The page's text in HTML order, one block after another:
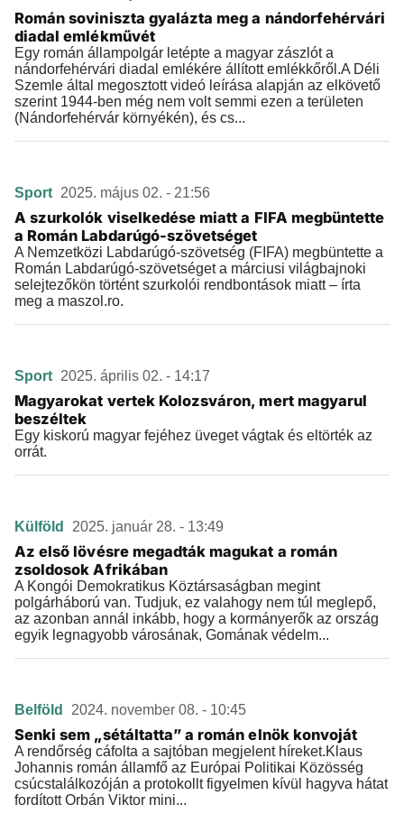
Román soviniszta gyalázta meg a nándorfehérvári
diadal emlékművét
Egy román állampolgár letépte a magyar zászlót a
nándorfehérvári diadal emlékére állított emlékkőről.A Déli
Szemle által megosztott videó leírása alapján az elkövető
szerint 1944-ben még nem volt semmi ezen a területen
(Nándorfehérvár környékén), és cs...
Sport 2025. május 02. - 21:56
A szurkolók viselkedése miatt a FIFA megbüntette
a Román Labdarúgó-szövetséget
A Nemzetközi Labdarúgó-szövetség (FIFA) megbüntette a
Román Labdarúgó-szövetséget a márciusi világbajnoki
selejtezőkön történt szurkolói rendbontások miatt – írta
meg a maszol.ro.
Sport 2025. április 02. - 14:17
Magyarokat vertek Kolozsváron, mert magyarul
beszéltek
Egy kiskorú magyar fejéhez üveget vágtak és eltörték az
orrát.
Külföld 2025. január 28. - 13:49
Az első lövésre megadták magukat a román
zsoldosok Afrikában
A Kongói Demokratikus Köztársaságban megint
polgárháború van. Tudjuk, ez valahogy nem túl meglepő,
az azonban annál inkább, hogy a kormányerők az ország
egyik legnagyobb városának, Gomának védelm...
Belföld 2024. november 08. - 10:45
Senki sem „sétáltatta” a román elnök konvoját
A rendőrség cáfolta a sajtóban megjelent híreket.Klaus
Johannis román államfő az Európai Politikai Közösség
csúcstalálkozóján a protokollt figyelmen kívül hagyva hátat
fordított Orbán Viktor mini...